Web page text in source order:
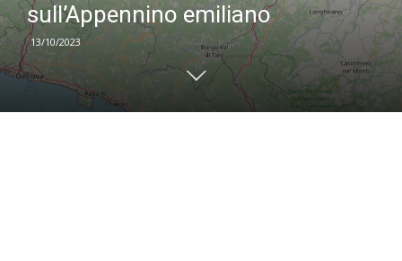
sull’Appennino emiliano
13/10/2023